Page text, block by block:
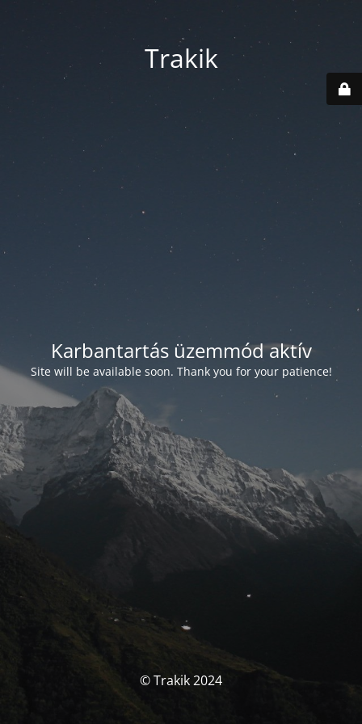
Trakik
Karbantartás üzemmód aktív
Site will be available soon. Thank you for your patience!
© Trakik 2024